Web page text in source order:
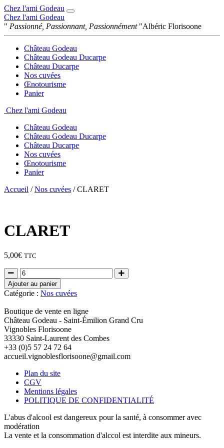
Chez l'ami Godeau
Chez l'ami Godeau
" Passionné, Passionnant, Passionnément"Albéric Florisoone
Château Godeau
Château Godeau Ducarpe
Château Ducarpe
Nos cuvées
Œnotourisme
Panier
Chez l'ami Godeau
Château Godeau
Château Godeau Ducarpe
Château Ducarpe
Nos cuvées
Œnotourisme
Panier
Accueil /Nos cuvées / CLARET
CLARET
5,00€ TTC
Quantité
Ajouter au panier
Catégorie : Nos cuvées
Boutique de vente en ligne
Château Godeau - Saint-Émilion Grand Cru
Vignobles Florisoone
33330 Saint-Laurent des Combes
+33 (0)5 57 24 72 64
accueil.vignoblesflorisoone@gmail.com
Plan du site
CGV
Mentions légales
POLITIQUE DE CONFIDENTIALITÉ
L'abus d'alcool est dangereux pour la santé, à consommer avec
modération
La vente et la consommation d'alccol est interdite aux mineurs.